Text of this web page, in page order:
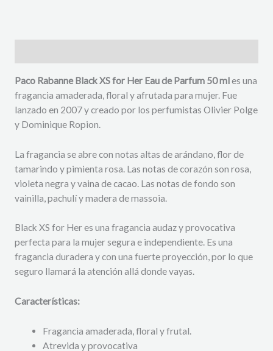
Paco Rabanne Black XS for Her Eau de Parfum 50 mles una
fragancia amaderada, floral y afrutada para mujer. Fue
lanzado en 2007 y creado por los perfumistas Olivier Polge
y Dominique Ropion.
La fragancia se abre con notas altas de arándano, flor de
tamarindo y pimienta rosa. Las notas de corazón son rosa,
violeta negra y vaina de cacao. Las notas de fondo son
vainilla, pachulí y madera de massoia.
Black XS for Her es una fragancia audaz y provocativa
perfecta para la mujer segura e independiente. Es una
fragancia duradera y con una fuerte proyección, por lo que
seguro llamará la atención allá donde vayas.
Características:
Fragancia amaderada, floral y frutal.
Atrevida y provocativa